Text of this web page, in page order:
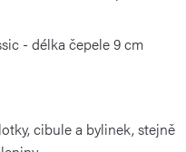
- délka čepele 9 cm
cibule a bylinek, stejně